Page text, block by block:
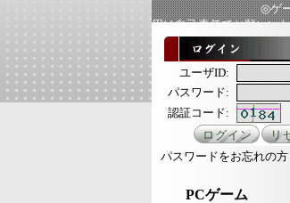
◎ゲ
用は自己責任でお願いい
ユーザID:
パスワード:
認証コード:
パスワードをお忘れの方
PCゲーム